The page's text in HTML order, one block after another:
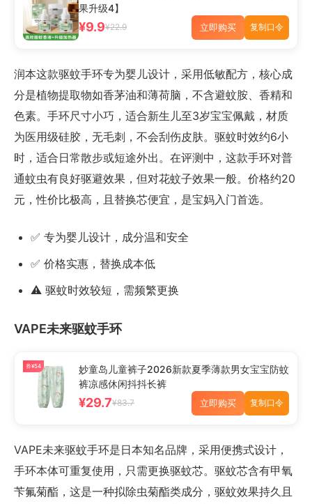
果升级4】
¥9.9¥22.9 立即购买 复制口令
润本这款驱蚊手环专为婴儿设计，采用低敏配方，核心成
分是植物提取物如香茅油和薄荷脑，不含避蚊胺、香精和
色素。手环尺寸小巧，适合新生儿至3岁宝宝佩戴，材质
为医用级硅胶，无毛刺，不会刮伤皮肤。驱蚊时效约6小
时，适合日常散步或短途外出。在评测中，这款手环对普
通蚊虫有良好驱避效果，但对花蚊子效果一般。价格约20
元，性价比极高，且替换芯便宜，是宝妈入门首选。
✅ 专为婴儿设计，成分温和安全
✅ 价格实惠，替换成本低
⚠️ 驱蚊时效较短，需频繁更换
VAPE未来驱蚊手环
券¥54
妙童岛儿童裤子2026新款夏季薄款男女宝宝防蚊
裤凉感休闲抖抖长裤
¥29.7¥83.7 立即购买 复制口令
VAPE未来驱蚊手环是日本知名品牌，采用便携式设计，
手环本体可重复使用，只需更换驱蚊芯。驱蚊芯含有甲氧
苄氟菊酯，这是一种拟除虫菊酯类成分，驱蚊效果持久且